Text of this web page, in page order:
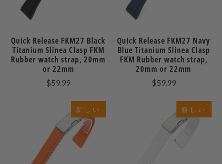
Quick Release FKM27 Black
Titanium Slinea Clasp FKM
Rubber watch strap, 20mm
or 22mm
$59.99
Quick Release FKM27 Navy
Blue Titanium Slinea Clasp
FKM Rubber watch strap,
20mm or 22mm
$59.99
新しい 新しい